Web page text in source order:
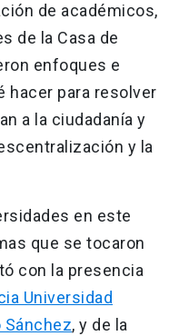
de académicos,
de la Casa de
enfoques e
hacer para resolver
a la ciudadanía y
y la
en este
que se tocaron
con la presencia
Universidad
Sánchez, y de la